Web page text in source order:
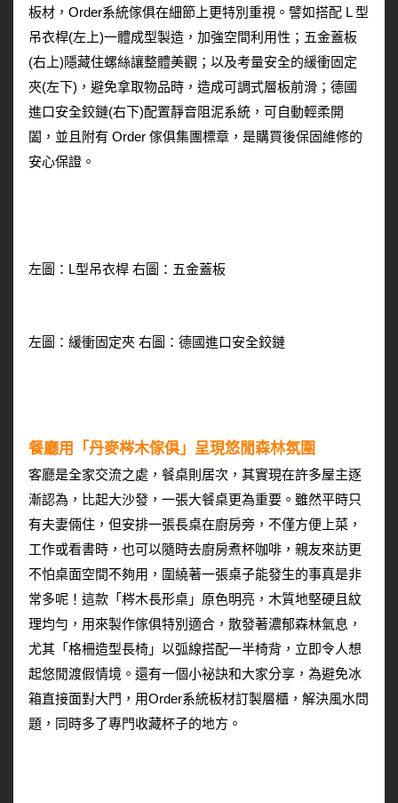
板材，Order系統傢俱在細節上更特別重視。譬如搭配 L 型
吊衣桿(左上)一體成型製造，加強空間利用性；五金蓋板
(右上)隱藏住螺絲讓整體美觀；以及考量安全的緩衝固定
夾(左下)，避免拿取物品時，造成可調式層板前滑；德國
進口安全鉸鏈(右下)配置靜音阻泥系統，可自動輕柔開
闔，並且附有 Order 傢俱集團標章，是購買後保固維修的
安心保證。
左圖：L型吊衣桿 右圖：五金蓋板
左圖：緩衝固定夾 右圖：德國進口安全鉸鏈
餐廳用「丹麥梣木傢俱」呈現悠閒森林氛圍
客廳是全家交流之處，餐桌則居次，其實現在許多屋主逐
漸認為，比起大沙發，一張大餐桌更為重要。雖然平時只
有夫妻倆住，但安排一張長桌在廚房旁，不僅方便上菜，
工作或看書時，也可以隨時去廚房煮杯咖啡，親友來訪更
不怕桌面空間不夠用，圍繞著一張桌子能發生的事真是非
常多呢！這款「梣木長形桌」原色明亮，木質地堅硬且紋
理均勻，用來製作傢俱特別適合，散發著濃郁森林氣息，
尤其「格柵造型長椅」以弧線搭配一半椅背，立即令人想
起悠閒渡假情境。還有一個小祕訣和大家分享，為避免冰
箱直接面對大門，用Order系統板材訂製層櫃，解決風水問
題，同時多了專門收藏杯子的地方。